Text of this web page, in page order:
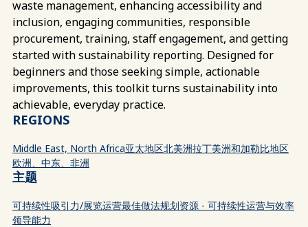
waste management, enhancing accessibility and
inclusion, engaging communities, responsible
procurement, training, staff engagement, and getting
started with sustainability reporting. Designed for
beginners and those seeking simple, actionable
improvements, this toolkit turns sustainability into
achievable, everyday practice.
REGIONS
Middle East, North Africa亚太地区北美洲拉丁美洲和加勒比地区
欧洲、中东、非洲
主题
可持续性吸引力/展览运营最佳做法规划资源 - 可持续性运营与效率
领导能力